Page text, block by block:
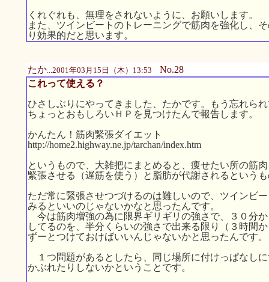
くれぐれも、無理をされないように、お願いします。
また、ツインビートのトレーニングで筋肉を強化し、
り効果的だと思います。
たか...2001年03月15日（木）13:53 No.28
これって使える？
ひさしぶりにやってきました、たかです。もう忘れら
ちょっとおもしろいＨＰを見つけたんで報告します。
かんたん！筋肉緊張ダイエット
http://home2.highway.ne.jp/tarchan/index.htm
というもので、大雑把にまとめると、痩せたい所の筋
緊張させる（遅筋を使う）と脂肪が代謝されるという
ただ常に緊張させつづけるのは難しいので、ツインビ
みるといいのじゃないかなと思ったんです。
今は筋肉増強の為に限界ギリギリの強さで、３０分
してるのを、半分くらいの強さで出来る限り（３時間
ずーとつけておけばいいんじゃないかと思ったんです。
１つ問題があるとしたら、同じ場所に付けっぱなし
かぶれたりしないかということです。